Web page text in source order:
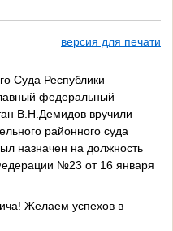
версия для печати
Суда Республики
федеральный
В.Н.Демидов вручили
районного суда
назначен на должность
№23 от 16 января
Желаем успехов в